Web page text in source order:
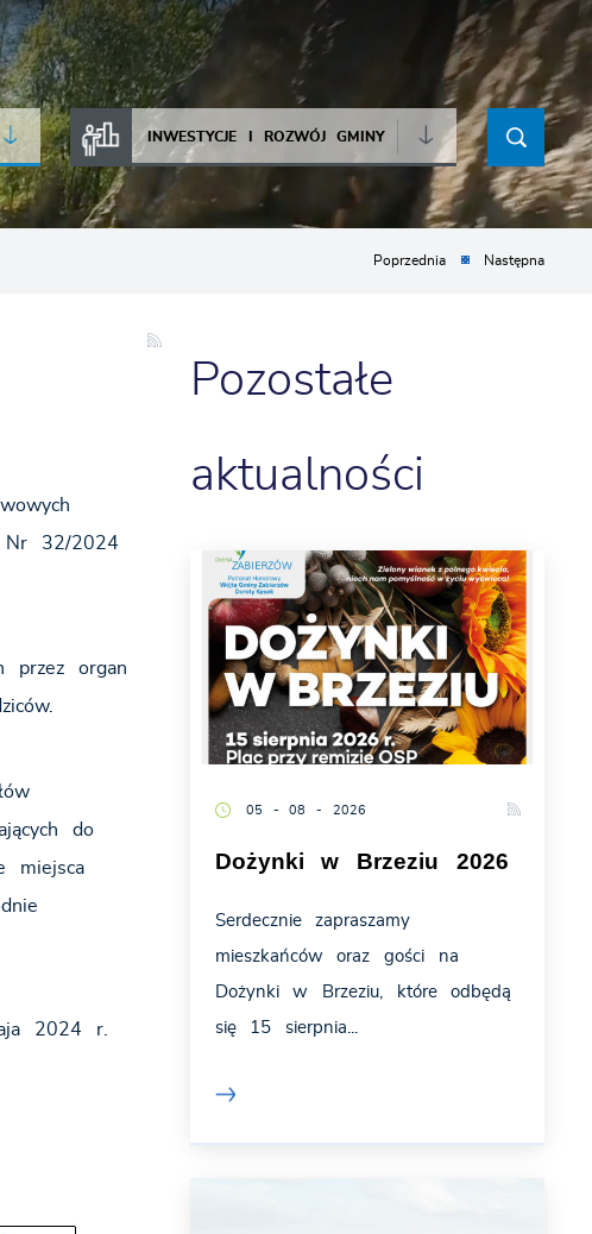
INWESTYCJE I ROZWÓJ GMINY
Poprzednia Następna
Nr 32/2024
przez organ
do
miejsca
2024 r.
Pozostałe
aktualności
05 - 08 - 2026
Dożynki w Brzeziu 2026
Serdecznie zapraszamy
mieszkańców oraz gości na
Dożynki w Brzeziu, które odbędą
się 15 sierpnia...